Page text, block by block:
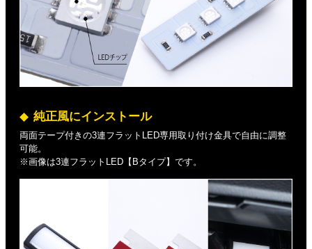
純正風にインストール
両面テープ付きの3連フラットLED専用取り付け金具で自由に調整
可能。
※画像は3連フラットLED【Bタイプ】です。